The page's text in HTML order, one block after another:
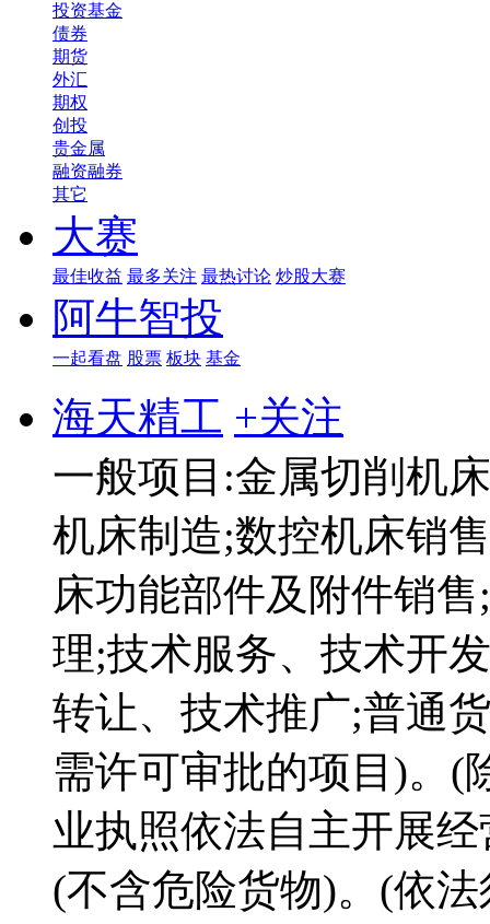
投资基金
债券
期货
外汇
期权
创投
贵金属
融资融券
其它
大赛
最佳收益 最多关注 最热讨论 炒股大赛
阿牛智投
一起看盘 股票 板块 基金
海天精工 +关注
一般项目:金属切削机
机床制造;数控机床销
床功能部件及附件销
理;技术服务、技术开
转让、技术推广;普通
需许可审批的项目)。(
业执照依法自主开展
(不含危险货物)。(依